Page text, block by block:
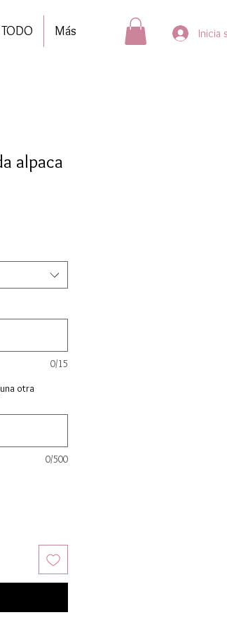
Más Inicia
alpaca
0/15
otra
0/500